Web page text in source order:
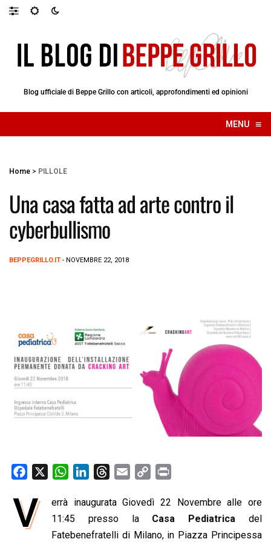
Blog ufficiale di Beppe Grillo con articoli, approfondimenti ed opinioni
MENU ≡
☰
Home > PILLOLE
Una casa fatta ad arte contro il
cyberbullismo
BEPPEGRILLO.IT - NOVEMBRE 22, 2018
c
e
W
t
s
n
k
e
r
e
a
a
p
y
L
n
t
V
errà inaugurata Giovedì 22 Novembre alle ore
11:45 presso la Casa Pediatrica del
Fatebenefratelli di Milano, in Piazza Principessa